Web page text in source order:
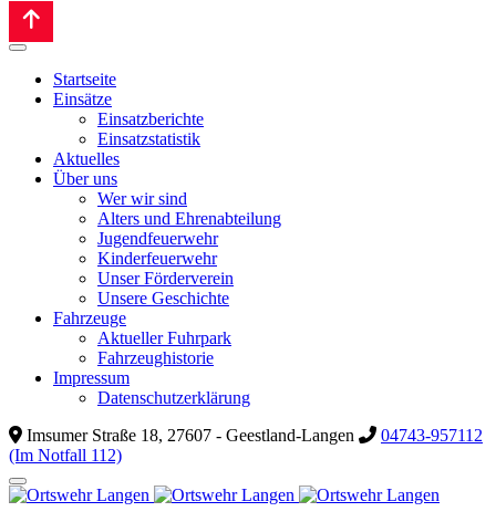
Startseite
Einsätze
Einsatzberichte
Einsatzstatistik
Aktuelles
Über uns
Wer wir sind
Alters und Ehrenabteilung
Jugendfeuerwehr
Kinderfeuerwehr
Unser Förderverein
Unsere Geschichte
Fahrzeuge
Aktueller Fuhrpark
Fahrzeughistorie
Impressum
Datenschutzerklärung
Imsumer Straße 18, 27607 - Geestland-Langen
04743-957112
(Im Notfall 112)